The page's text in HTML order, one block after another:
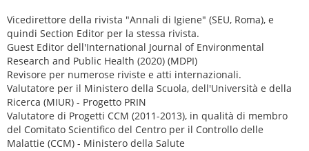
Vicedirettore della rivista "Annali di Igiene" (SEU, Roma), e
quindi Section Editor per la stessa rivista.
Guest Editor dell'International Journal of Environmental
Research and Public Health (2020) (MDPI)
Revisore per numerose riviste e atti internazionali.
Valutatore per il Ministero della Scuola, dell'Università e della
Ricerca (MIUR) - Progetto PRIN
Valutatore di Progetti CCM (2011-2013), in qualità di membro
del Comitato Scientifico del Centro per il Controllo delle
Malattie (CCM) - Ministero della Salute